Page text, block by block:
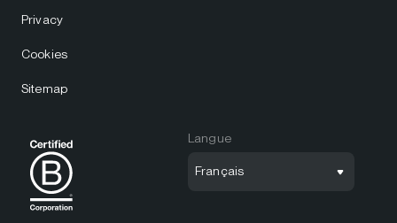
Privacy
Cookies
Sitemap
Langue
Français